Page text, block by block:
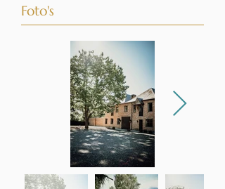
Foto's